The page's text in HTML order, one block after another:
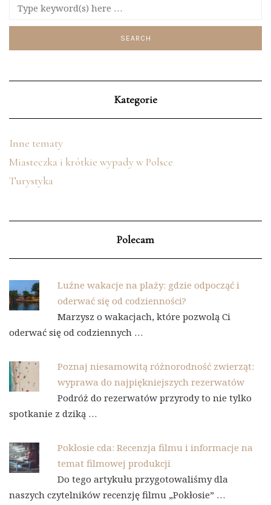
Kategorie
Inne tematy
Miasteczka i krótkie wypady w Polsce
Turystyka
Polecam
Luźne wakacje na plaży: gdzie odpocząć i
oderwać się od codzienności?
Marzysz o wakacjach, które pozwolą Ci
oderwać się od codziennych …
Poznaj niesamowitą różnorodność zwierząt:
wyprawa do najpiękniejszych rezerwatów
Podróż do rezerwatów przyrody to nie tylko
spotkanie z dziką …
Pokłosie cda: Recenzja filmu i informacje na
temat filmowej produkcji
Do tego artykułu przygotowaliśmy dla
naszych czytelników recenzję filmu „Pokłosie” …